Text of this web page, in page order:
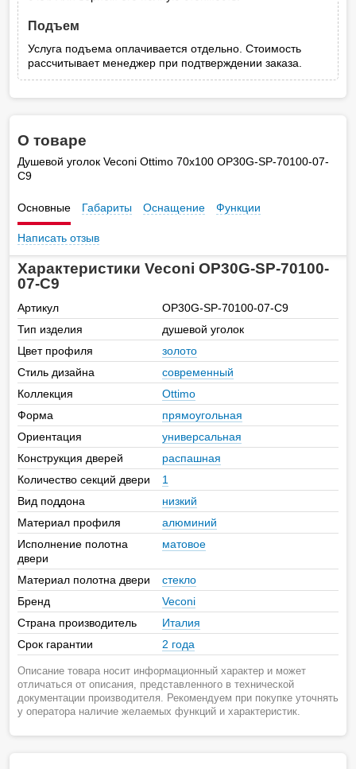
Подъем
Услуга подъема оплачивается отдельно. Стоимость
рассчитывает менеджер при подтверждении заказа.
О товаре
Душевой уголок Veconi Ottimo 70х100 OP30G-SP-70100-07-
C9
Основные Габариты Оснащение Функции
Написать отзыв
Характеристики Veconi OP30G-SP-70100-
07-C9
Артикул
OP30G-SP-70100-07-C9
Тип изделия
душевой уголок
Цвет профиля
золото
Стиль дизайна
современный
Коллекция
Ottimo
Форма
прямоугольная
Ориентация
универсальная
Конструкция дверей
распашная
Количество секций двери
1
Вид поддона
низкий
Материал профиля
алюминий
Исполнение полотна
двери
матовое
Материал полотна двери
стекло
Бренд
Veconi
Страна производитель
Италия
Срок гарантии
2 года
Описание товара носит информационный характер и может
отличаться от описания, представленного в технической
документации производителя. Рекомендуем при покупке уточнять
у оператора наличие желаемых функций и характеристик.